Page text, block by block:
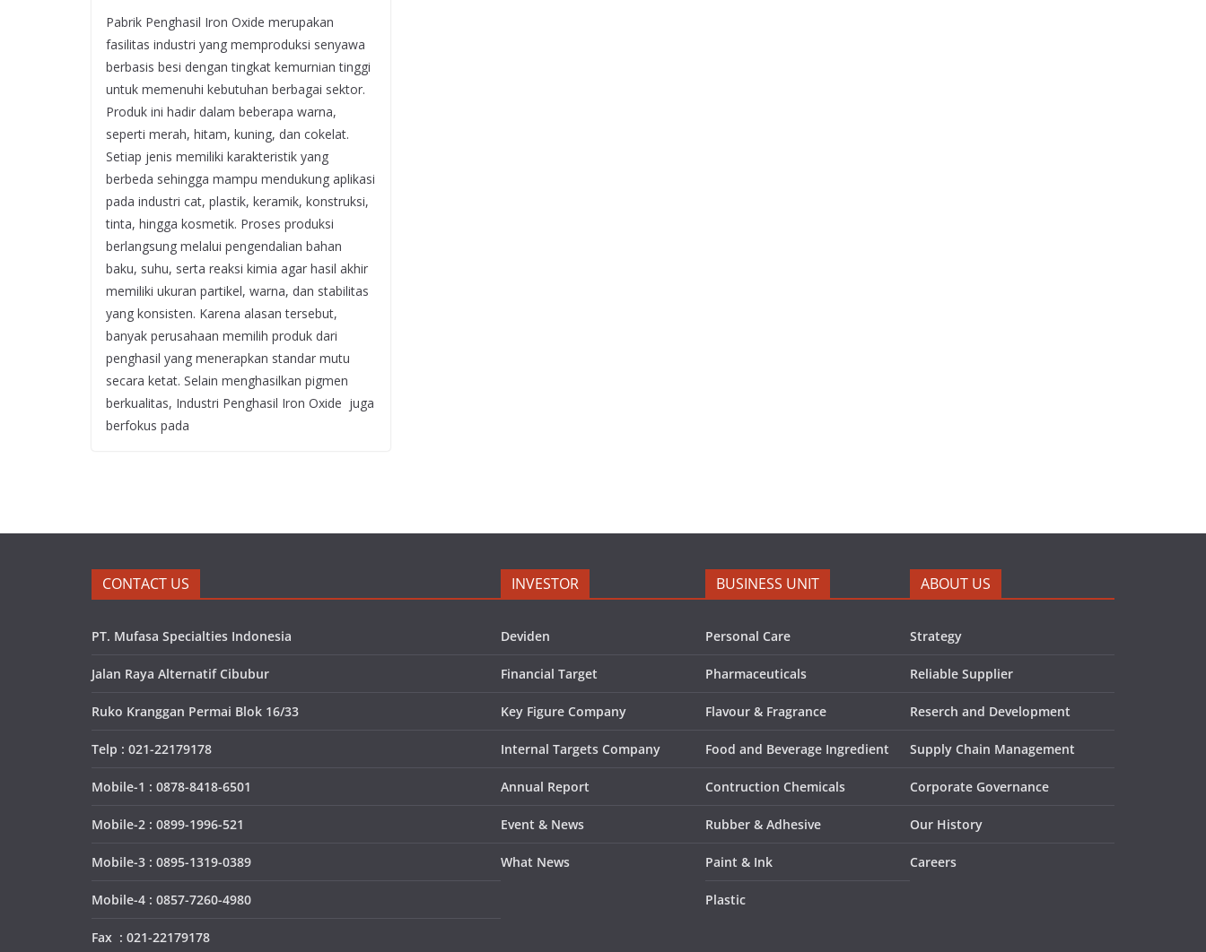
Pabrik Penghasil Iron Oxide merupakan
fasilitas industri yang memproduksi senyawa
berbasis besi dengan tingkat kemurnian tinggi
untuk memenuhi kebutuhan berbagai sektor.
Produk ini hadir dalam beberapa warna,
seperti merah, hitam, kuning, dan cokelat.
Setiap jenis memiliki karakteristik yang
berbeda sehingga mampu mendukung aplikasi
pada industri cat, plastik, keramik, konstruksi,
tinta, hingga kosmetik. Proses produksi
berlangsung melalui pengendalian bahan
baku, suhu, serta reaksi kimia agar hasil akhir
memiliki ukuran partikel, warna, dan stabilitas
yang konsisten. Karena alasan tersebut,
banyak perusahaan memilih produk dari
penghasil yang menerapkan standar mutu
secara ketat. Selain menghasilkan pigmen
berkualitas, Industri Penghasil Iron Oxide juga
berfokus pada
CONTACT US
PT. Mufasa Specialties Indonesia
Jalan Raya Alternatif Cibubur
Ruko Kranggan Permai Blok 16/33
Telp : 021-22179178
Mobile-1 : 0878-8418-6501
Mobile-2 : 0899-1996-521
Mobile-3 : 0895-1319-0389
Mobile-4 : 0857-7260-4980
Fax : 021-22179178
INVESTOR
Deviden
Financial Target
Key Figure Company
Internal Targets Company
Annual Report
Event & News
What News
BUSINESS UNIT
Personal Care
Pharmaceuticals
Flavour & Fragrance
Food and Beverage Ingredient
Contruction Chemicals
Rubber & Adhesive
Paint & Ink
Plastic
ABOUT US
Strategy
Reliable Supplier
Reserch and Development
Supply Chain Management
Corporate Governance
Our History
Careers